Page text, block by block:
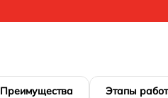
Преимущества Этапы работ